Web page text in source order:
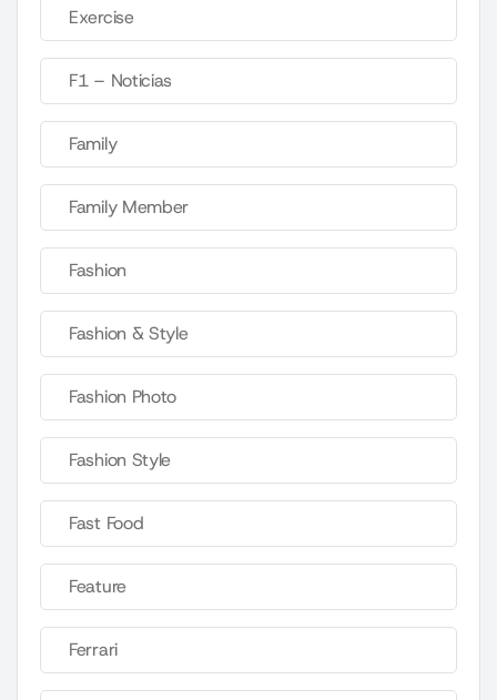
Exercise
F1 – Noticias
Family
Family Member
Fashion
Fashion & Style
Fashion Photo
Fashion Style
Fast Food
Feature
Ferrari